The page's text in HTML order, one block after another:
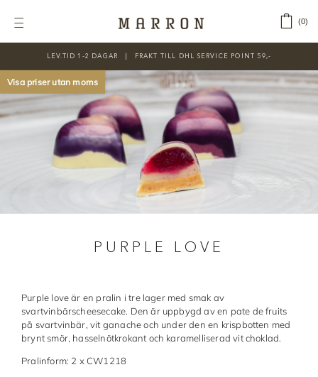
Toggle
KATEGORIER
Nyheter
Prisnedsatt
Choklad
Litteratur
Made in Sweden
Pralinformar
0
LEV.TID 1-2 DAGAR ‎‏‏‎ ‎‏‏‎ ‎|‏‏‎ ‎‏‏‎ ‎‏‏‎ ‎FRAKT TILL DHL SERVICE POINT 59,-
PURPLE LOVE
Purple love är en pralin i tre lager med smak av
svartvinbärscheesecake. Den är uppbygd av en pate de fruits
på svartvinbär, vit ganache och under den en krispbotten med
brynt smör, hasselnötkrokant och karamelliserad vit choklad.
Pralinform: 2 x CW1218
Visa priser utan moms